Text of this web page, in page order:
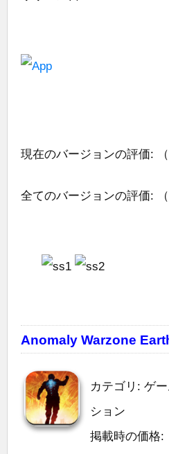
現在のバージョンの評価:
全てのバージョンの評価:
Anomaly Warzone
カテゴリ: ゲ
ション
掲載時の価格: